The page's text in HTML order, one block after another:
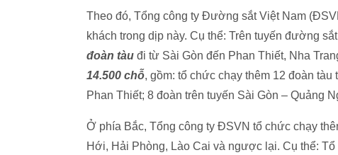
Theo đó, Tổng công ty Đường sắt Việt Nam
khách trong dịp này. Cụ thể: Trên tuyến đường
đoàn tàu đi từ Sài Gòn đến Phan Thiết, Nha
14.500 chỗ, gồm: tổ chức chạy thêm 12 đoàn
Phan Thiết; 8 đoàn trên tuyến Sài Gòn – Quảng
Ở phía Bắc, Tổng công ty ĐSVN tổ chức chạy
Hới, Hải Phòng, Lào Cai và ngược lại. Cụ thể: